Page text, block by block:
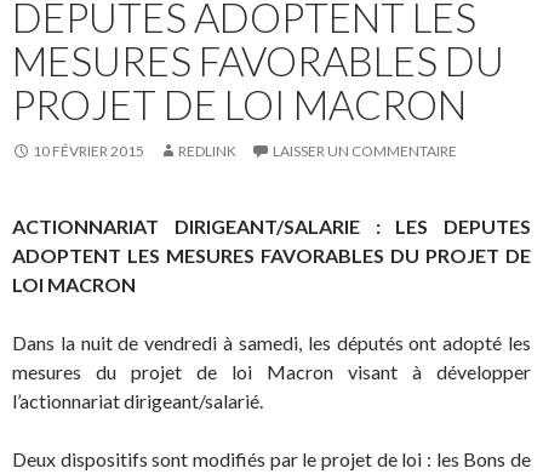
DEPUTES ADOPTENT LES
MESURES FAVORABLES DU
PROJET DE LOI MACRON
10 FÉVRIER 2015 REDLINK LAISSER UN COMMENTAIRE
ACTIONNARIAT DIRIGEANT/SALARIE : LES DEPUTES
ADOPTENT LES MESURES FAVORABLES DU PROJET DE
LOI MACRON
Dans la nuit de vendredi à samedi, les députés ont adopté les
mesures du projet de loi Macron visant à développer
l’actionnariat dirigeant/salarié.
Deux dispositifs sont modifiés par le projet de loi : les Bons de